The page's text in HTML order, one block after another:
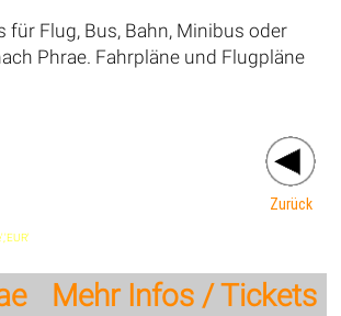
für Flug, Bus, Bahn, Minibus oder
Phrae. Fahrpläne und Flugpläne
Zurück
Mehr Infos / Tickets